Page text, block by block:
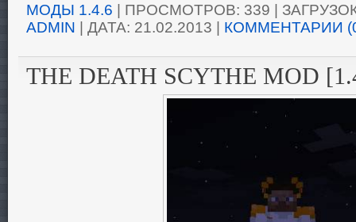
МОДЫ 1.4.6 | ПРОСМОТРОВ: 339 |
ADMIN | ДАТА: 21.02.2013 | КОММЕНТАРИИ
THE DEATH SCYTHE MOD